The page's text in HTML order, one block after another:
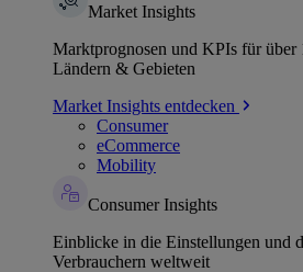
Market Insights
Marktprognosen und KPIs für
Ländern & Gebieten
Market Insights entdecken
Consumer
eCommerce
Mobility
Consumer Insights
Einblicke in die Einstellungen und
Verbrauchern weltweit